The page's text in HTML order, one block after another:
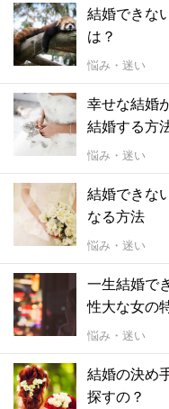
結婚できな
は？
悩み・迷い
幸せな結婚
結婚する方
悩み・迷い
結婚できな
なる方法
悩み・迷い
一生結婚で
性大な女の
悩み・迷い
結婚の決め
探すの？